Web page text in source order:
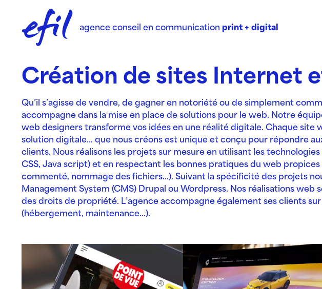
agence conseilen communication print + digital
Création de sites Internet
Qu’il s’agisse de vendre, de gagner en notoriété ou de simplement
accompagne dans la mise en place de solutions pour le web. Notre
web designers transforme vos idées en une réalité digitale. Chaque site
solution digitale… que nous créons est unique et conçu pour répondre
clients. Nous réalisons les projets sur mesure en utilisant les
CSS, Java script) et en respectant les bonnes pratiques du web
commenté, nommage des fichiers…). Suivant la spécificité des projets
Management System (CMS) Drupal ou Wordpress. Nosréalisations web
des droits de propriété. L’agence accompagne également ses clients
(hébergement, maintenance…).